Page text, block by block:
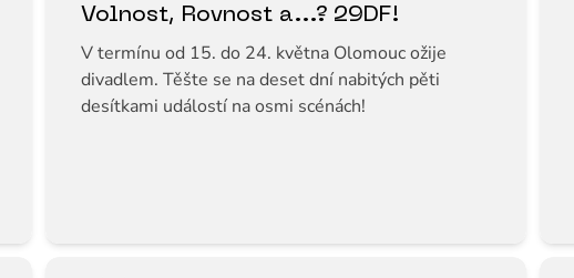
Volnost, Rovnost a...? 29DF!
V termínu od 15. do 24. května Olomouc ožije
divadlem. Těšte se na deset dní nabitých pěti
desítkami událostí na osmi scénách!